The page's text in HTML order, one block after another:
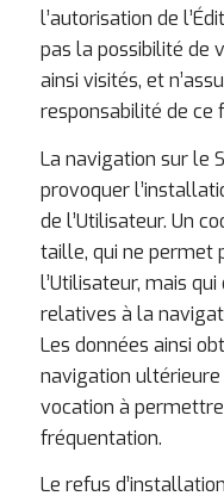
l’autorisation de
pas la possibilité de
ainsi visités, et
responsabilité de ce
La navigation sur le
provoquer
de l’Utilisateur. Un
taille, qui ne permet
l’Utilisateur, mais
relatives à la
Les données ainsi
navigation
vocation à
fréquentation.
Le refus